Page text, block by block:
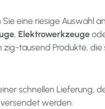
eine riesige Auswahl an
, Elektrowerkzeuge
zig-tausend Produkte,
schnellen Lieferung,
werden.